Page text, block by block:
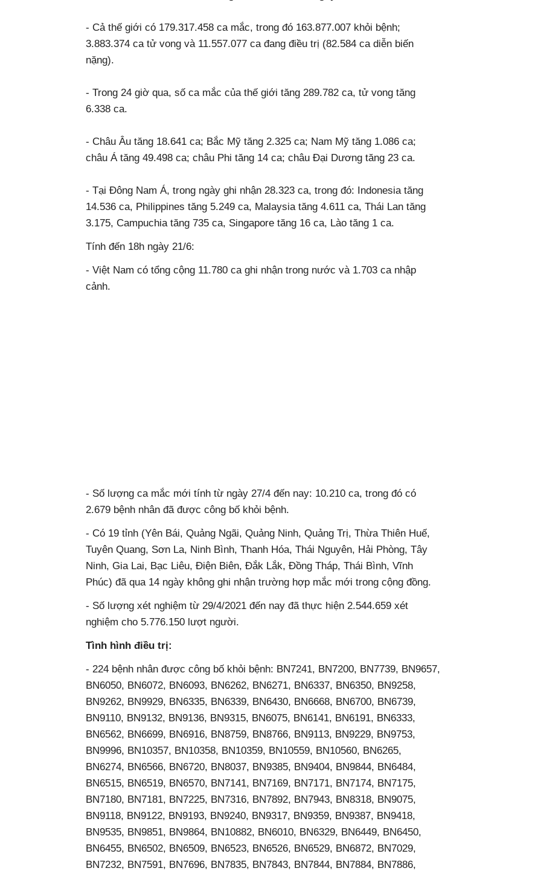
- Cả thế giới có 179.317.458 ca mắc, trong đó 163.877.007 khỏi bệnh;
3.883.374 ca tử vong và 11.557.077 ca đang điều trị (82.584 ca diễn biến
nặng).
- Trong 24 giờ qua, số ca mắc của thế giới tăng 289.782 ca, tử vong tăng
6.338 ca.
- Châu Âu tăng 18.641 ca; Bắc Mỹ tăng 2.325 ca; Nam Mỹ tăng 1.086 ca;
châu Á tăng 49.498 ca; châu Phi tăng 14 ca; châu Đại Dương tăng 23 ca.
- Tại Đông Nam Á, trong ngày ghi nhận 28.323 ca, trong đó: Indonesia tăng
14.536 ca, Philippines tăng 5.249 ca, Malaysia tăng 4.611 ca, Thái Lan tăng
3.175, Campuchia tăng 735 ca, Singapore tăng 16 ca, Lào tăng 1 ca.
Tính đến 18h ngày 21/6:
- Việt Nam có tổng cộng 11.780 ca ghi nhận trong nước và 1.703 ca nhập
cảnh.
- Số lượng ca mắc mới tính từ ngày 27/4 đến nay: 10.210 ca, trong đó có
2.679 bệnh nhân đã được công bố khỏi bệnh.
- Có 19 tỉnh (Yên Bái, Quảng Ngãi, Quảng Ninh, Quảng Trị, Thừa Thiên Huế,
Tuyên Quang, Sơn La, Ninh Bình, Thanh Hóa, Thái Nguyên, Hải Phòng, Tây
Ninh, Gia Lai, Bạc Liêu, Điện Biên, Đắk Lắk, Đồng Tháp, Thái Bình, Vĩnh
Phúc) đã qua 14 ngày không ghi nhận trường hợp mắc mới trong cộng đồng.
- Số lượng xét nghiệm từ 29/4/2021 đến nay đã thực hiện 2.544.659 xét
nghiệm cho 5.776.150 lượt người.
Tình hình điều trị:
- 224 bệnh nhân được công bố khỏi bệnh: BN7241, BN7200, BN7739, BN9657,
BN6050, BN6072, BN6093, BN6262, BN6271, BN6337, BN6350, BN9258,
BN9262, BN9929, BN6335, BN6339, BN6430, BN6668, BN6700, BN6739,
BN9110, BN9132, BN9136, BN9315, BN6075, BN6141, BN6191, BN6333,
BN6562, BN6699, BN6916, BN8759, BN8766, BN9113, BN9229, BN9753,
BN9996, BN10357, BN10358, BN10359, BN10559, BN10560, BN6265,
BN6274, BN6566, BN6720, BN8037, BN9385, BN9404, BN9844, BN6484,
BN6515, BN6519, BN6570, BN7141, BN7169, BN7171, BN7174, BN7175,
BN7180, BN7181, BN7225, BN7316, BN7892, BN7943, BN8318, BN9075,
BN9118, BN9122, BN9193, BN9240, BN9317, BN9359, BN9387, BN9418,
BN9535, BN9851, BN9864, BN10882, BN6010, BN6329, BN6449, BN6450,
BN6455, BN6502, BN6509, BN6523, BN6526, BN6529, BN6872, BN7029,
BN7232, BN7591, BN7696, BN7835, BN7843, BN7844, BN7884, BN7886,